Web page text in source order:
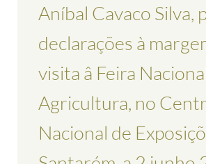
Aníbal Cavaco Silva,
declarações à
visita â Feira
Agricultura, no
Nacional de